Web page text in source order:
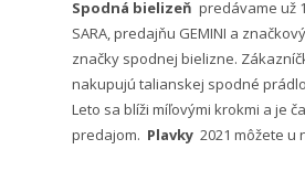
Spodná bielizeň predávame už
SARA, predajňu GEMINI a
značky spodnej bielizne.
nakupujú talianskej spodné
Leto sa blíži míľovými krokmi a je
predajom. Plavky 2021 môžete u